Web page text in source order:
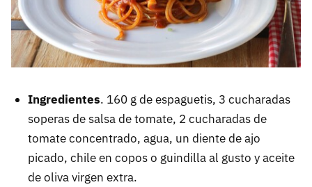
Ingredientes. 160 g de espaguetis, 3 cucharadas
soperas de salsa de tomate, 2 cucharadas de
tomate concentrado, agua, un diente de ajo
picado, chile en copos o guindilla al gusto y aceite
de oliva virgen extra.